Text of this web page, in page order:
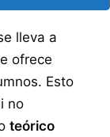
lleva a
ofrece
Esto
no
teórico